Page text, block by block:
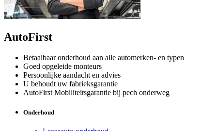
AutoFirst
Betaalbaar onderhoud aan alle automerken- en typen
Goed opgeleide monteurs
Persoonlijke aandacht en advies
U behoudt uw fabrieksgarantie
AutoFirst Mobiliteitsgarantie bij pech onderweg
Onderhoud